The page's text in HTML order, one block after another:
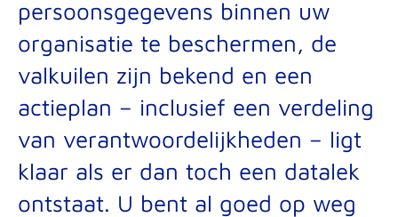
persoonsgegevens binnen uw
organisatie te beschermen, de
valkuilen zijn bekend en een
actieplan – inclusief een verdeling
van verantwoordelijkheden – ligt
klaar als er dan toch een datalek
ontstaat. U bent al goed op weg